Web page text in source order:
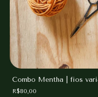
Combo Mentha | fios
R$80,00